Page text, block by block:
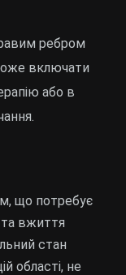
ребром
включати
або в
що потребує
та вжиття
стан
області, не